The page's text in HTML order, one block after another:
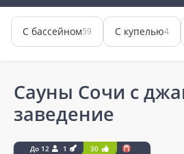
С бассейном59 С купелью4
Сауны Сочи с
заведение
До 12 1 30